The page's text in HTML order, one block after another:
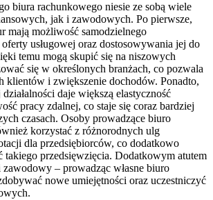
biura rachunkowego niesie ze sobą wiele
jak i zawodowych. Po pierwsze,
mają możliwość samodzielnego
usługowej oraz dostosowywania jej do
temu mogą skupić się na niszowych
się w określonych branżach, co pozwala
klientów i zwiększenie dochodów. Ponadto,
daje większą elastyczność
pracy zdalnej, co staje się coraz bardziej
czasach. Osoby prowadzące biuro
korzystać z różnorodnych ulg
dla przedsiębiorców, co dodatkowo
takiego przedsięwzięcia. Dodatkowym atutem
– prowadząc własne biuro
nowe umiejętności oraz uczestniczyć